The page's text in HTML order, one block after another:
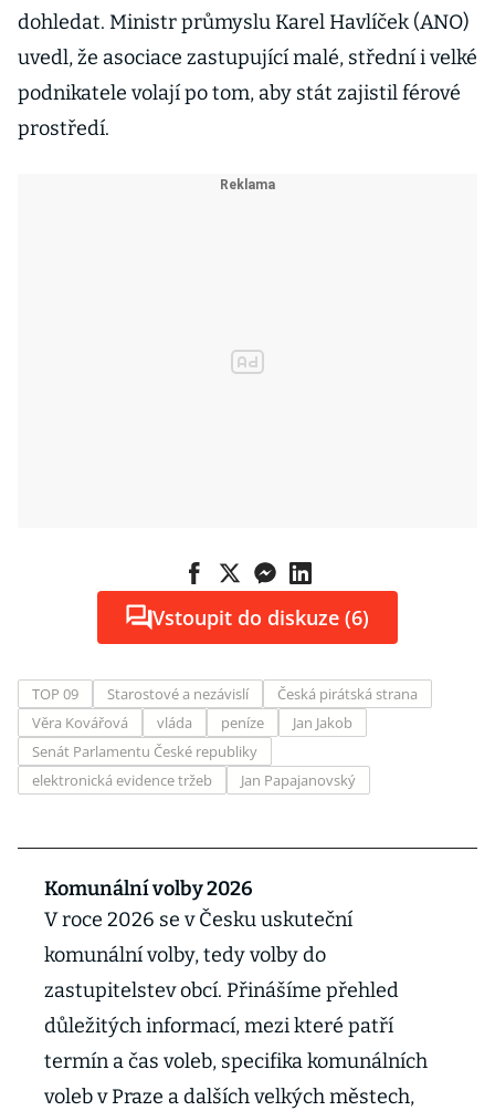
dohledat. Ministr průmyslu Karel Havlíček (ANO)
uvedl, že asociace zastupující malé, střední i velké
podnikatele volají po tom, aby stát zajistil férové
prostředí.
Vstoupit do diskuze (6)
TOP 09 Starostové a nezávislí
Česká pirátská strana
Věra Kovářová
vláda peníze
Jan Jakob
Senát Parlamentu České republiky
elektronická evidence tržeb
Jan Papajanovský
Komunální volby 2026
V roce 2026 se v Česku uskuteční
komunální volby, tedy volby do
zastupitelstev obcí. Přinášíme přehled
důležitých informací, mezi které patří
termín a čas voleb, specifika komunálních
voleb v Praze a dalších velkých městech,